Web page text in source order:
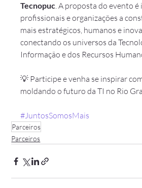
Tecnopuc. A proposta do evento
profissionais e organizações a
mais estratégicos, humanos e
conectando os universos da
Informação e dos Recursos
💡 Participe e venha se inspirar
moldando o futuro da TI no Rio
#JuntosSomosMais
Parceiros
Parceiros